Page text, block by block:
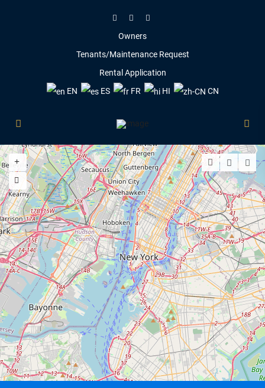
Owners
Tenants/Maintenance Request
Rental Application
EN
ES FR HI CN